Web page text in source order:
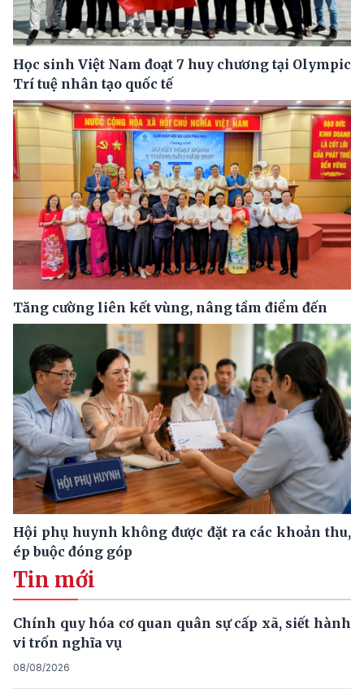
Học sinh Việt Nam đoạt 7 huy chương tại Olympic
Trí tuệ nhân tạo quốc tế
Tăng cường liên kết vùng, nâng tầm điểm đến
Hội phụ huynh không được đặt ra các khoản thu,
ép buộc đóng góp
Tin mới
Chính quy hóa cơ quan quân sự cấp xã, siết hành
vi trốn nghĩa vụ
08/08/2026